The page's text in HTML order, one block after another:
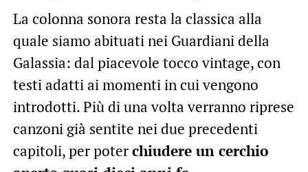
La colonna sonora resta la classica alla
quale siamo abituati nei Guardiani della
Galassia: dal piacevole tocco vintage, con
testi adatti ai momenti in cui vengono
introdotti. Più di una volta verranno riprese
canzoni già sentite nei due precedenti
capitoli, per poterchiudere un cerchio